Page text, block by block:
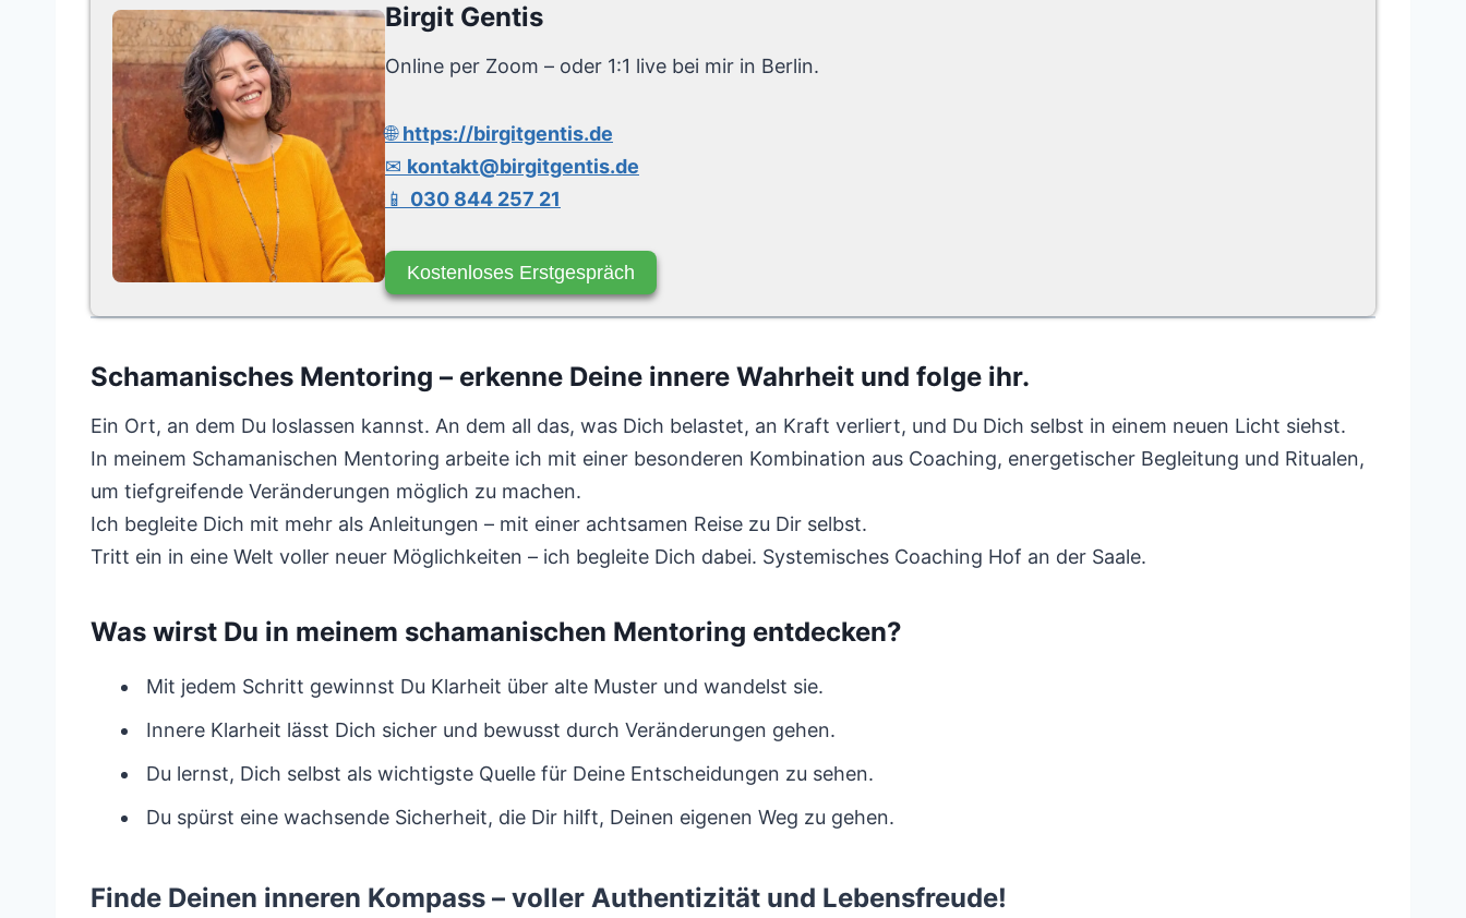
Birgit Gentis
Online per Zoom – oder 1:1 live bei mir in Berlin.
🌐https://birgitgentis.de
✉ kontakt@birgitgentis.de
📱 030 844 257 21
Kostenloses Erstgespräch
Schamanisches Mentoring – erkenne Deine innere Wahrheit und folge ihr.
Ein Ort, an dem Du loslassen kannst. An dem all das, was Dich belastet, an Kraft verliert, und Du Dich selbst in einem neuen Licht siehst.
In meinem Schamanischen Mentoring arbeite ich mit einer besonderen Kombination aus Coaching, energetischer Begleitung und Ritualen,
um tiefgreifende Veränderungen möglich zu machen.
Ich begleite Dich mit mehr als Anleitungen – mit einer achtsamen Reise zu Dir selbst.
Tritt ein in eine Welt voller neuer Möglichkeiten – ich begleite Dich dabei. Systemisches Coaching Hof an der Saale.
Was wirst Du in meinem schamanischen Mentoring entdecken?
Mit jedem Schritt gewinnst Du Klarheit über alte Muster und wandelst sie.
Innere Klarheit lässt Dich sicher und bewusst durch Veränderungen gehen.
Du lernst, Dich selbst als wichtigste Quelle für Deine Entscheidungen zu sehen.
Du spürst eine wachsende Sicherheit, die Dir hilft, Deinen eigenen Weg zu gehen.
Finde Deinen inneren Kompass – voller Authentizität und Lebensfreude!